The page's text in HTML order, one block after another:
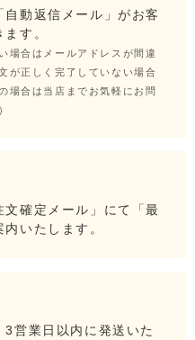
自動返信メール」がお客
す。
場合はメールアドレスが間違
が正しく完了していない場合
場合は当店までお気軽にお問
文確定メール」にて「最
いたします。
3営業日以内に発送いた